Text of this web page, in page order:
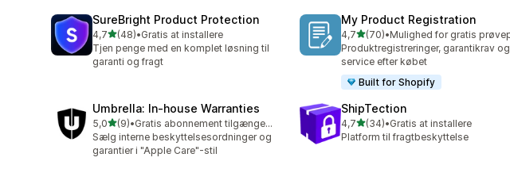
SureBright Product Protection
4,7ud af 5 stjerner
(48)
48 anmeldelser i alt
•Gratis at installere
Tjen penge med en komplet løsning til
garanti og fragt
My Product Registration
4,7ud af 5 stjerner
(70)
70 anmeldelser i alt
•
Produktregistreringer, garantikrav og
service efter købet
Built for Shopify
Umbrella: In‑house Warranties
5,0ud af 5 stjerner
(9)
9 anmeldelser i alt
•
Gratis abonnement tilgængeligt
Sælg interne beskyttelsesordninger og
garantier i "Apple Care"-stil
ShipTection
4,7ud af 5 stjerner
(34)
34 anmeldelser i alt
•Gratis at installere
Platform til fragtbeskyttelse